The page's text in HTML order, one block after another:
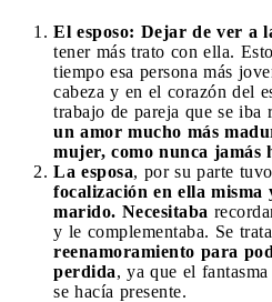
El esposo: Dejar de ver a
tener más trato con ella.
tiempo esa persona más
cabeza y en el corazón del
trabajo de pareja que se iba
un amor mucho más
mujer, como nunca jamás
La esposa, por su parte
focalización en ella misma
marido. Necesitaba
y le complementaba. Se
reenamoramiento para
perdida, ya que el
se hacía presente.